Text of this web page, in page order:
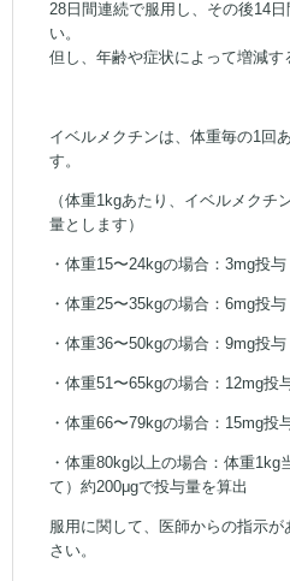
28日間連続で服用し、その後14
い。
但し、年齢や症状によって増減す
イベルメクチンは、体重毎の1回
す。
（体重1kgあたり、イベルメク
量とします）
・体重15〜24kgの場合：3mg投与
・体重25〜35kgの場合：6mg投与
・体重36〜50kgの場合：9mg投与
・体重51〜65kgの場合：12mg投
・体重66〜79kgの場合：15mg投
・体重80kg以上の場合：体重
て）約200μgで投与量を算出
服用に関して、医師からの指示
さい。